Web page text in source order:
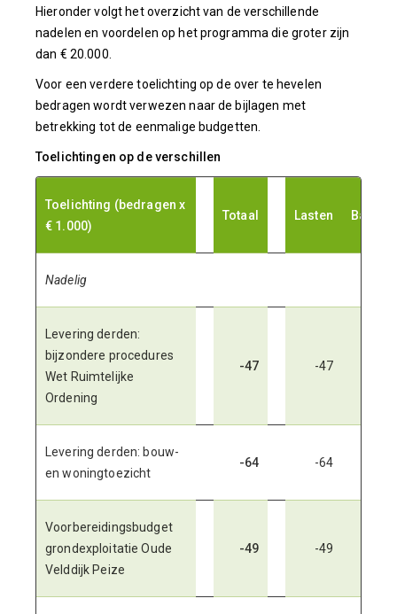
Hieronder volgt het overzicht van de verschillende
nadelen en voordelen op het programma die groter zijn
dan € 20.000.
Voor een verdere toelichting op de over te hevelen
bedragen wordt verwezen naar de bijlagen met
betrekking tot de eenmalige budgetten.
Toelichtingen op de verschillen
Toelichting (bedragen x
€ 1.000)
Totaal Lasten Baten
Nadelig
Levering derden:
bijzondere procedures
Wet Ruimtelijke
Ordening
-47 -47
Levering derden: bouw-
en woningtoezicht
-64 -64
Voorbereidingsbudget
grondexploitatie Oude
Velddijk Peize
-49 -49